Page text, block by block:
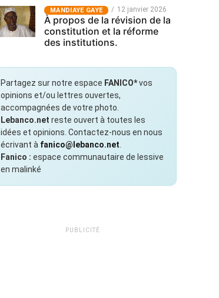
MANDIAYE GAYE 12 janvier 2026
À propos de la révision de la
constitution et la réforme
des institutions.
Partagez sur notre espace FANICO*vos
opinions et/ou lettres ouvertes,
accompagnées de votre photo.
Lebanco.net reste ouvert à toutes les
idées et opinions. Contactez-nous en nous
écrivant à fanico@lebanco.net
Fanico : espace communautaire de lessive
en malinké
PUBLICITÉ